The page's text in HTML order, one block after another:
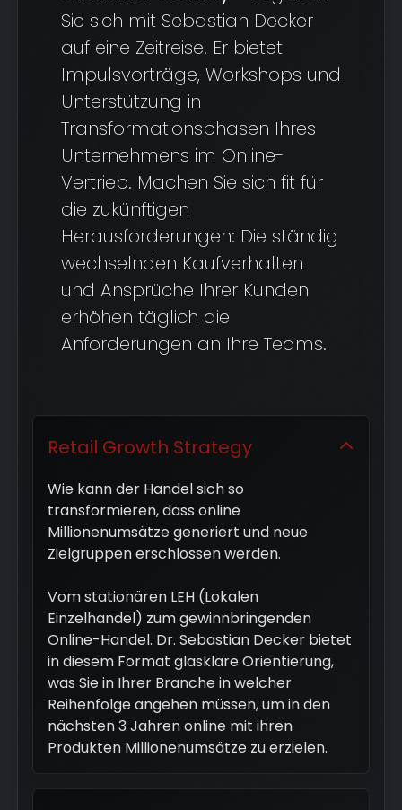
Sie sich mit Sebastian Decker
auf eine Zeitreise. Er bietet
Impulsvorträge, Workshops und
Unterstützung in
Transformationsphasen Ihres
Unternehmens im Online-
Vertrieb. Machen Sie sich fit für
die zukünftigen
Herausforderungen: Die ständig
wechselnden Kaufverhalten
und Ansprüche Ihrer Kunden
erhöhen täglich die
Anforderungen an Ihre Teams.
Retail Growth Strategy
Wie kann der Handel sich so
transformieren, dass online
Millionenumsätze generiert und neue
Zielgruppen erschlossen werden.
Vom stationären LEH (Lokalen
Einzelhandel) zum gewinnbringenden
Online-Handel. Dr. Sebastian Decker bietet
in diesem Format glasklare Orientierung,
was Sie in Ihrer Branche in welcher
Reihenfolge angehen müssen, um in den
nächsten 3 Jahren online mit ihren
Produkten Millionenumsätze zu erzielen.